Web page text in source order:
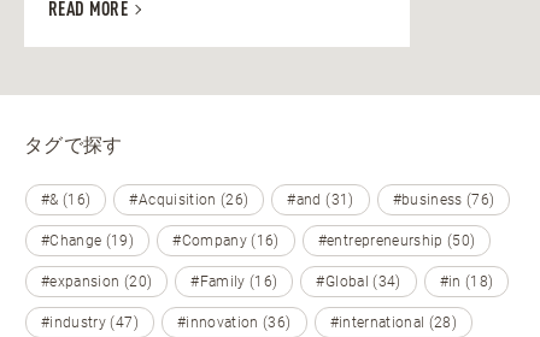
READ MORE
タグで探す
#& (16) #Acquisition (26) #and (31) #business (76)
#Change (19) #Company (16) #entrepreneurship (50)
#expansion (20) #Family (16) #Global (34) #in (18)
#industry (47) #innovation (36) #international (28)